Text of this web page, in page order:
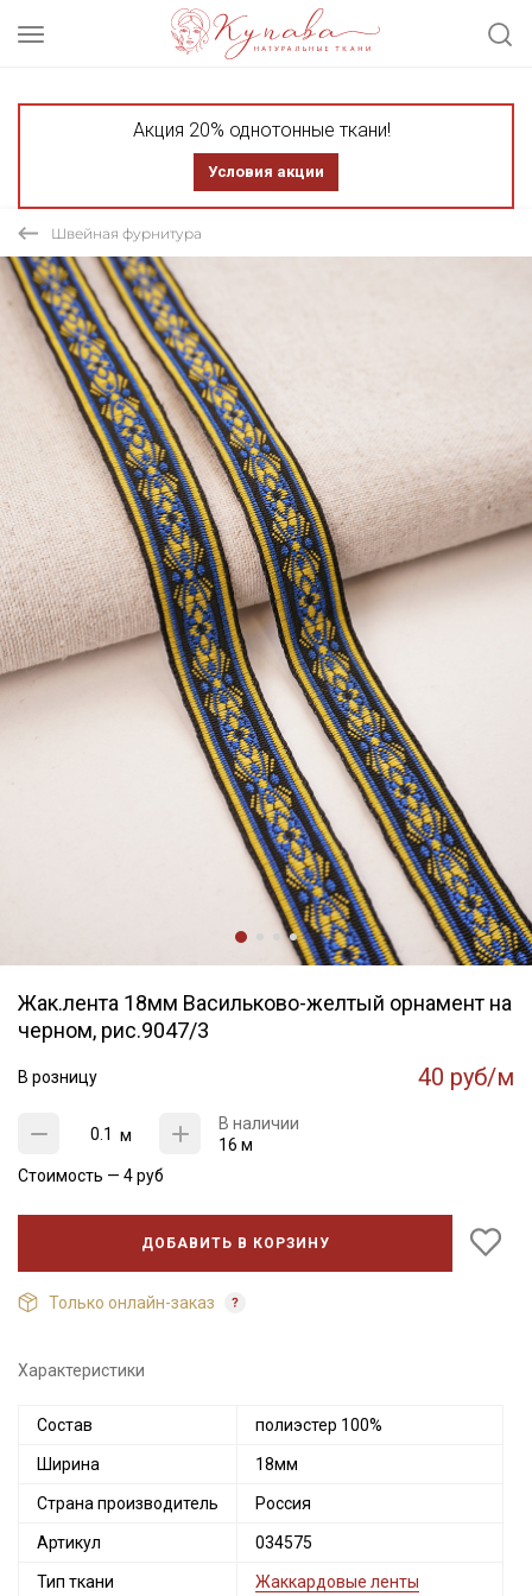
Акция 20% однотонные ткани!
Условия акции
Швейная фурнитура
Жак.лента 18мм Васильково-желтый орнамент на
черном, рис.9047/3
В розницу 40 руб/м
м
В наличии
16 м
Стоимость — 4руб
ДОБАВИТЬ В КОРЗИНУ
Только онлайн-заказ
Характеристики
Состав полиэстер 100%
Ширина 18мм
Страна производитель Россия
Артикул 034575
Тип ткани Жаккардовые ленты
Секретная рассылка от Купава
Мы публикуем здесь дополнительные
промокоды и скидки до 30% на узкие
категории тканей
Электронная почта